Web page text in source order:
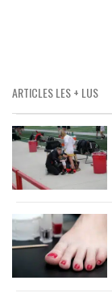
ARTICLES LES + LUS